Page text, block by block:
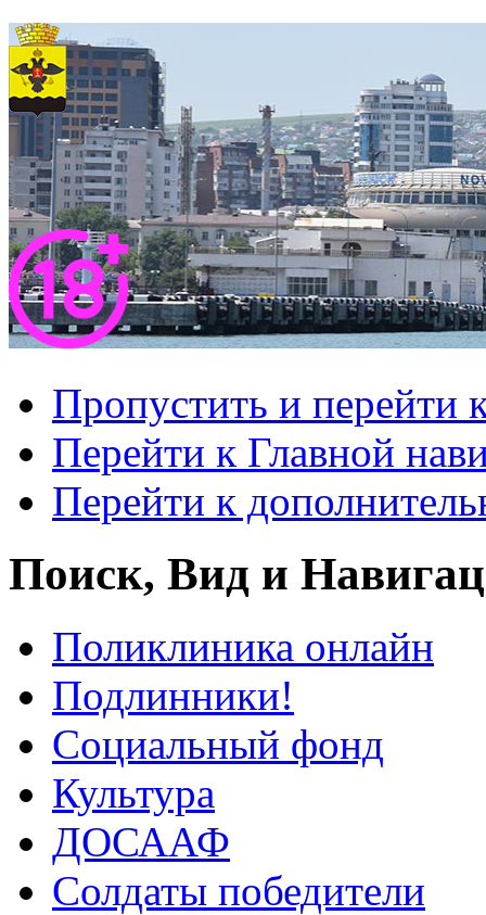
Пропустить и перейти
Перейти к Главной
Перейти к
Поиск, Вид и
Поликлиника онлайн
Подлинники!
Социальный фонд
Культура
ДОСААФ
Солдаты победители